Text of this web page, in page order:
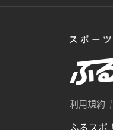
利用規約
ふるスポ